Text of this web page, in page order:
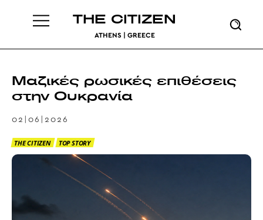
THE CITIZEN
ATHENS | GREECE
Μαζικές ρωσικές επιθέσεις
στην Ουκρανία
02|06|2026
THE CITIZEN TOP STORY